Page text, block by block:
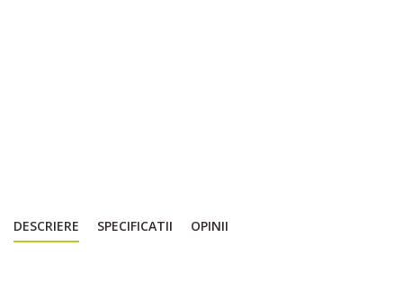
DESCRIERE SPECIFICATII OPINII